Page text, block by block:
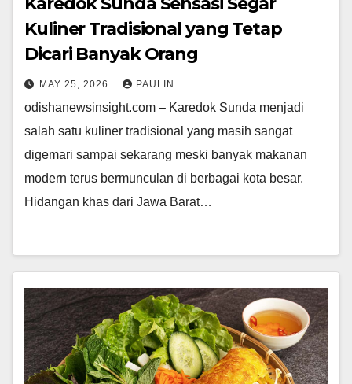
Kuliner Tradisional yang Tetap
Dicari Banyak Orang
MAY 25, 2026 PAULIN
odishanewsinsight.com – Karedok Sunda menjadi
salah satu kuliner tradisional yang masih sangat
digemari sampai sekarang meski banyak makanan
modern terus bermunculan di berbagai kota besar.
Hidangan khas dari Jawa Barat…